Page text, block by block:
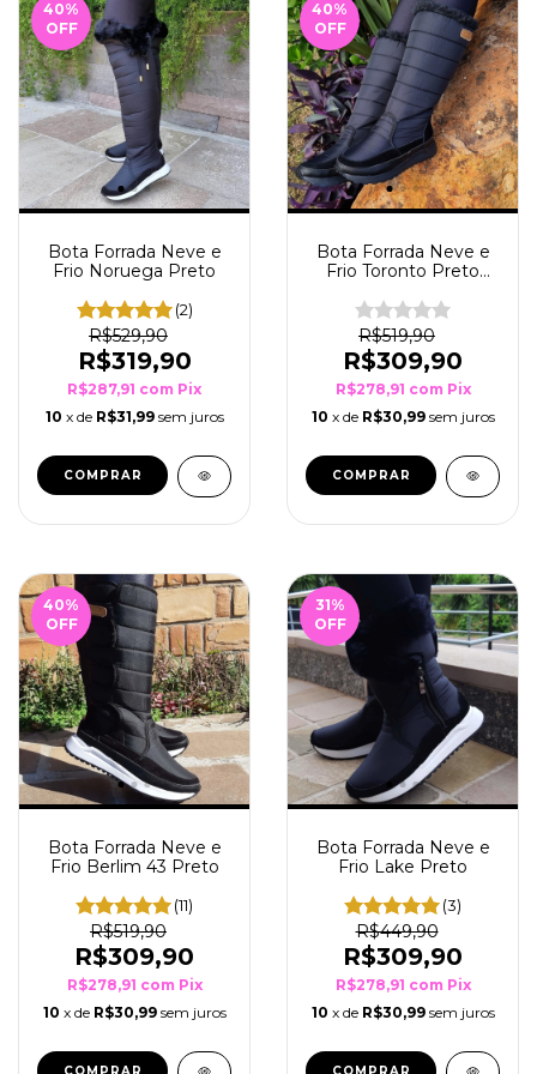
40%
OFF
Bota Forrada Neve e
Frio Noruega Preto
(2)
R$529,90
R$319,90
R$287,91 com Pix
10 x de R$31,99 sem juros
COMPRAR
40%
OFF
Bota Forrada Neve e
Frio Toronto Preto
R$519,90
R$309,90
R$278,91 com Pix
10 x de R$30,99 sem juros
COMPRAR
40%
OFF
Bota Forrada Neve e
Frio Berlim 43 Preto
(11)
R$519,90
R$309,90
R$278,91 com Pix
10 x de R$30,99 sem juros
COMPRAR
31%
OFF
Bota Forrada Neve e
Frio Lake Preto
(3)
R$449,90
R$309,90
R$278,91 com Pix
10 x de R$30,99 sem juros
COMPRAR